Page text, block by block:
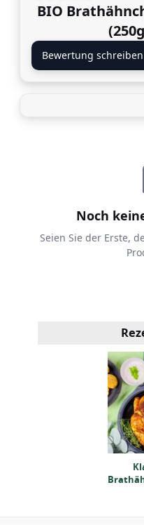
BIO
Bewertung schreiben
Noch
Seien Sie der Erste,